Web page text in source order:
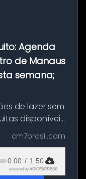
Agenda
de Manaus
semana;
de lazer sem
disponíveis
quinta-feira
exposição
cm7brasil.com
0:00 / 1:50
powered by VOICEXPRESS